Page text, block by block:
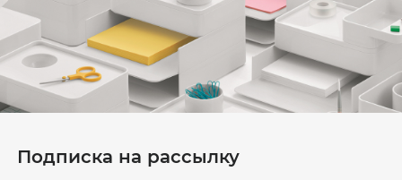
Подписка на рассылку